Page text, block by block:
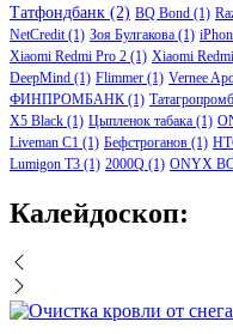
Татфондбанк (2) BQ Bond (1)
NetCredit (1) Зоя Булгакова (1)
Xiaomi Redmi Pro 2 (1) Xiaomi
DeepMind (1) Flimmer (1) Vernee
ФИНПРОМБАНК (1)
X5 Black (1) Цыпленок табака (1)
Liveman C1 (1) Бефстроганов (1)
Lumigon T3 (1) 2000Q (1) ONYX
Калейдоскоп: